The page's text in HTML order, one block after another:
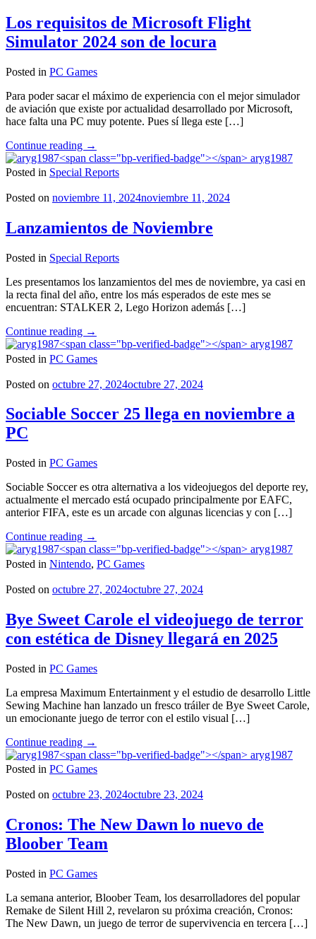
Los requisitos de Microsoft Flight
Simulator 2024 son de locura
Posted in PC Games
Para poder sacar el máximo de experiencia con el mejor simulador
de aviación que existe por actualidad desarrollado por Microsoft,
hace falta una PC muy potente. Pues sí llega este […]
Continue reading "Los
requisitos
de
Flight
2024
son
locura"
→
aryg1987
Posted in Special Reports
Posted on noviembre 11, 2024noviembre 11, 2024
Lanzamientos de Noviembre
Posted in Special Reports
Les presentamos los lanzamientos del mes de noviembre, ya casi en
la recta final del año, entre los más esperados de este mes se
encuentran: STALKER 2, Lego Horizon además […]
Continue reading "Lanzamientos
de
Noviembre"
→
aryg1987
Posted in PC Games
Posted on octubre 27, 2024octubre 27, 2024
Sociable Soccer 25 llega en noviembre a
PC
Posted in PC Games
Sociable Soccer es otra alternativa a los videojuegos del deporte rey,
actualmente el mercado está ocupado principalmente por EAFC,
anterior FIFA, este es un arcade con algunas licencias y con […]
Continue reading "Sociable
Soccer
25
en
a
PC"
→
aryg1987
Posted in Nintendo, PC Games
Posted on octubre 27, 2024octubre 27, 2024
Bye Sweet Carole el videojuego de terror
con estética de Disney llegará en 2025
Posted in PC Games
La empresa Maximum Entertainment y el estudio de desarrollo Little
Sewing Machine han lanzado un fresco tráiler de Bye Sweet Carole,
un emocionante juego de terror con el estilo visual […]
Continue reading "Bye
Sweet
Carole
videojuego
terror
con
estética
de
llegará
en
2025"
→
aryg1987
Posted in PC Games
Posted on octubre 23, 2024octubre 23, 2024
Cronos: The New Dawn lo nuevo de
Bloober Team
Posted in PC Games
La semana anterior, Bloober Team, los desarrolladores del popular
Remake de Silent Hill 2, revelaron su próxima creación, Cronos:
The New Dawn, un juego de terror de supervivencia en tercera […]